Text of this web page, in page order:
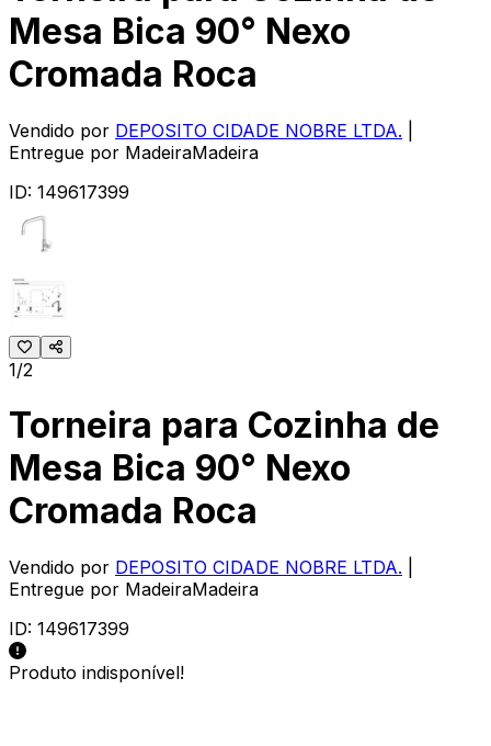
Mesa Bica 90° Nexo
Cromada Roca
Vendido por DEPOSITO CIDADE NOBRE LTDA.
Entregue por MadeiraMadeira
ID: 149617399
1/2
Torneira para Cozinha de
Mesa Bica 90° Nexo
Cromada Roca
Vendido por DEPOSITO CIDADE NOBRE LTDA.
Entregue por MadeiraMadeira
ID: 149617399
Produto indisponível!